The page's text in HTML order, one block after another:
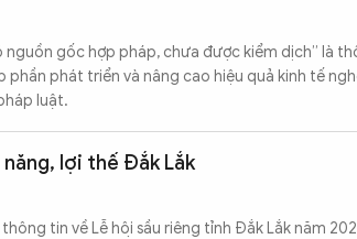
gốc hợp pháp, chưa được kiểm dịch” là
phát triển và nâng cao hiệu quả kinh tế
luật.
lợi thế Đắk Lắk
tin về Lễ hội sầu riêng tỉnh Đắk Lắk năm